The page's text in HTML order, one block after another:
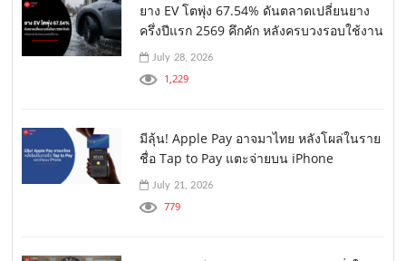
ยาง EV โตพุ่ง 67.54% ดันตลาดเปลี่ยนยาง
ครึ่งปีแรก 2569 คึกคัก หลังครบวงรอบใช้งาน
July 28, 2026
1,229
มีลุ้น! Apple Pay อาจมาไทย หลังโผล่ในราย
ชื่อ Tap to Pay แตะจ่ายบน iPhone
July 21, 2026
779